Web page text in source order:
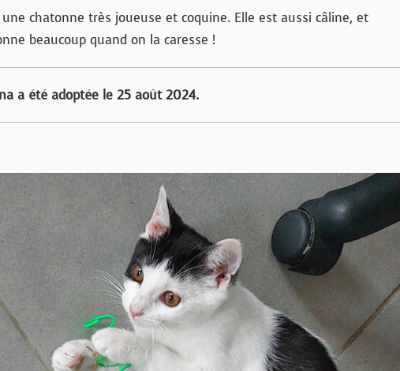
une chatonne très joueuse et coquine. Elle est aussi câline, et
beaucoup quand on la caresse !
a été adoptée le 25 août 2024.